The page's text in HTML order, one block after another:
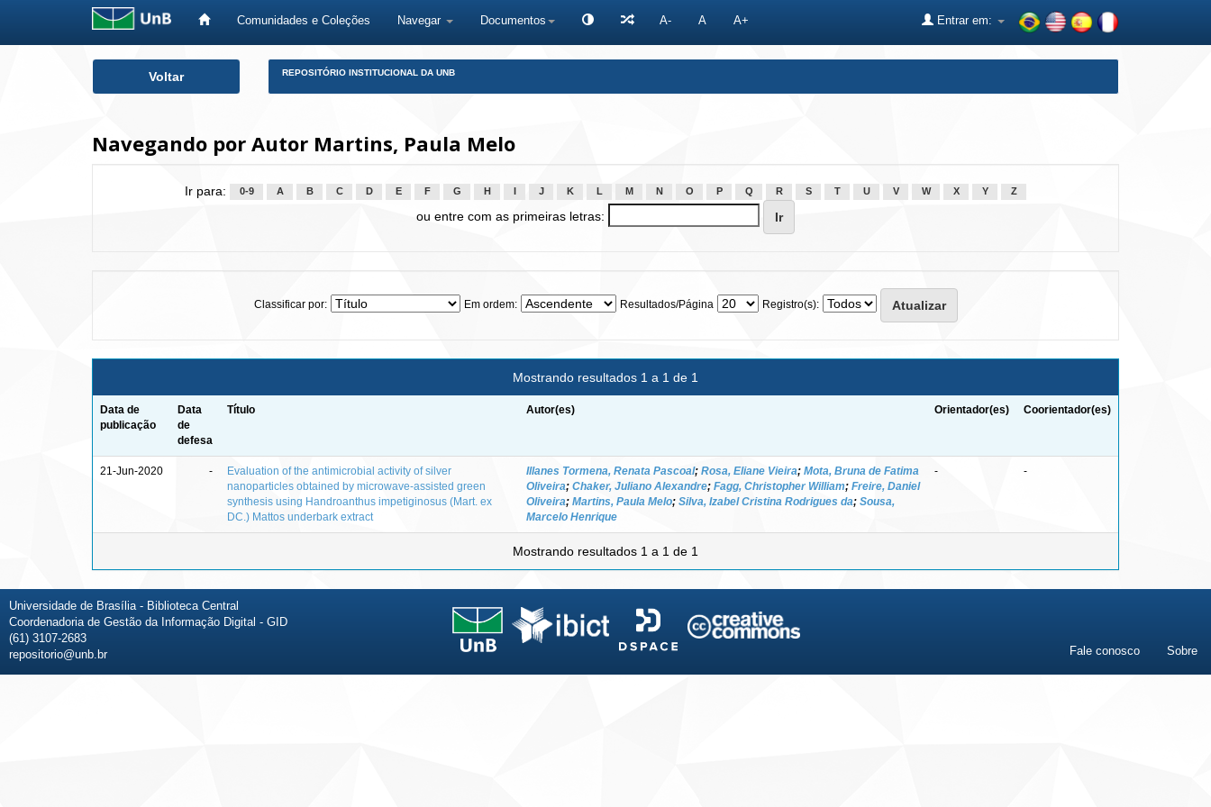
Comunidades e Coleções Navegar Documentos A- A A+ Entrar em:
Voltar REPOSITÓRIO INSTITUCIONAL DA UNB
Navegando por Autor Martins, Paula Melo
Ir para: 0-9 A B C D E F G H J K L M N O P Q R S T U V W X Y Z
ou entre com as primeiras letras:
Classificar por: Em ordem: Resultados/Página Registro(s):
Mostrando resultados 1 a 1 de 1
Data de
publicação
Data
de
defesa
Título Autor(es) Orientador(es) Coorientador(es)
21-Jun-2020 -
Evaluation of the antimicrobial activity of silver
nanoparticles obtained by microwave-assisted green
synthesis using Handroanthus impetiginosus (Mart. ex
DC.) Mattos underbark extract
Illanes Tormena, Renata Pascoal; Rosa, Eliane Vieira; Mota, Bruna de Fatima
Oliveira; Chaker, Juliano Alexandre; Fagg, Christopher William; Freire, Daniel
Oliveira; Martins, Paula Melo; Silva, Izabel Cristina Rodrigues da; Sousa,
Marcelo Henrique
- -
Mostrando resultados 1 a 1 de 1
Universidade de Brasília - Biblioteca Central
Coordenadoria de Gestão da Informação Digital - GID
(61) 3107-2683
repositorio@unb.br
Fale conosco Sobre